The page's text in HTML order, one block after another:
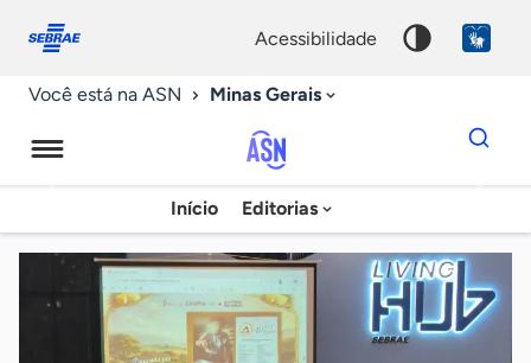
conosco
acessibilidade
Você está na ASN Minas Gerais
Agência
Sebrae
de
Notícias
Início Editorias
Dados
para
chave